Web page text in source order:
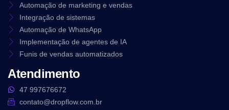
Automação de marketing e vendas
Integração de sistemas
Automação de WhatsApp
Implementação de agentes de IA
Funis de vendas automatizados
Atendimento
47 997676672
contato@dropflow.com.br